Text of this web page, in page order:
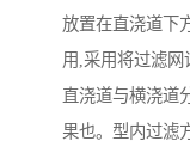
放置在直浇道下
用,采用将过滤
直浇道与横浇道
果也。型内过滤